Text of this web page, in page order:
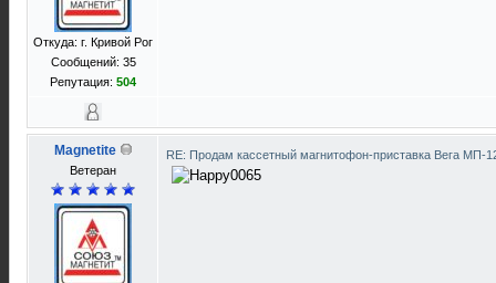
Откуда: г. Кривой Рог
Сообщений: 35
Репутация: 504
Magnetite
Ветеран
RE: Продам кассетный магнитофон-приставка Вега МП-